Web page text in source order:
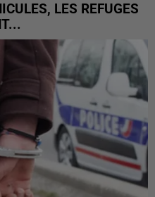
LES REFUGES